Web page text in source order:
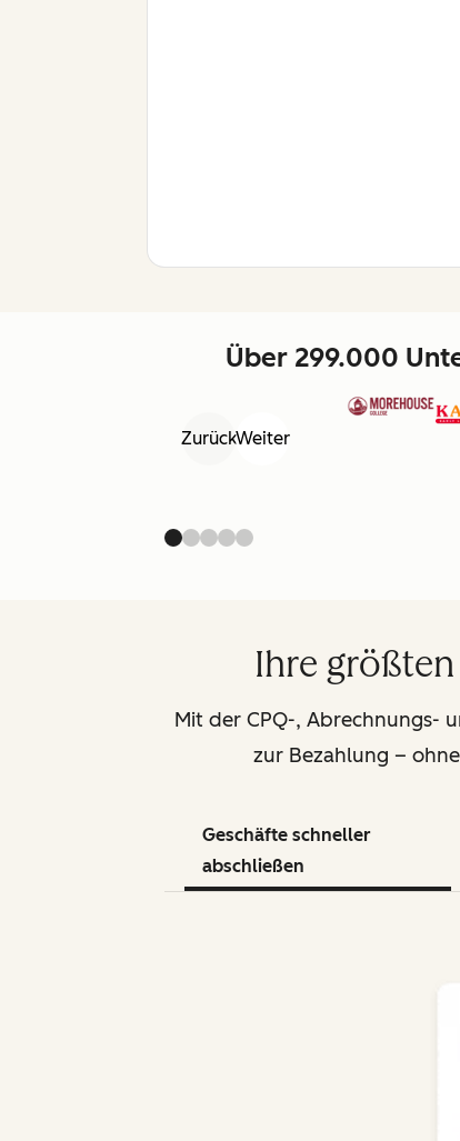
Über 299.000
ZurückWeiter
Ihre
Mit der CPQ-, Abrechnungs-
zur Bezahlung –
Geschäfte schneller
abschließen